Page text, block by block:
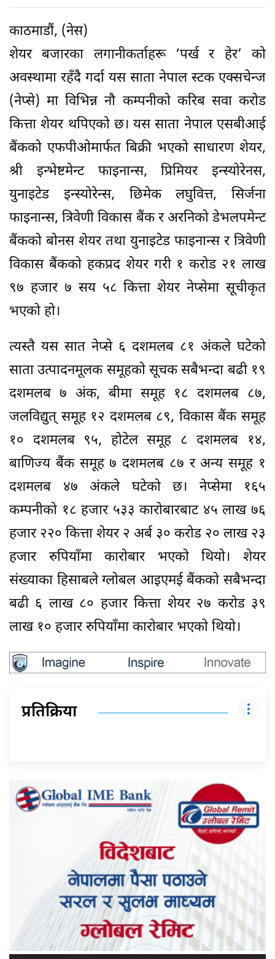
काठमाडौं, (नेस)
शेयर बजारका लगानीकर्ताहरू ‘पर्ख र हेर’ को
अवस्थामा रहँदै गर्दा यस साता नेपाल स्टक एक्सचेन्ज
(नेप्से) मा विभिन्न नौ कम्पनीको करिब सवा करोड
कित्ता शेयर थपिएको छ। यस साता नेपाल एसबीआई
बैंकको एफपीओमार्फत बिक्री भएको साधारण शेयर,
श्री इन्भेष्टमेन्ट फाइनान्स, प्रिमियर इन्स्योरेनस,
युनाइटेड इन्स्योरेन्स, छिमेक लघुवित्त, सिर्जना
फाइनान्स, त्रिवेणी विकास बैंक र अरनिको डेभलपमेन्ट
बैंकको बोनस शेयर तथा युनाइटेड फाइनान्स र त्रिवेणी
विकास बैंकको हकप्रद शेयर गरी १ करोड २१ लाख
९७ हजार ७ सय ५८ कित्ता शेयर नेप्सेमा सूचीकृत
भएको हो।
त्यस्तै यस सात नेप्से ६ दशमलब ८१ अंकले घटेको
साता उत्पादनमूलक समूहको सूचक सबैभन्दा बढी १९
दशमलब ७ अंक, बीमा समूह १८ दशमलब ८७,
जलविद्युत् समूह १२ दशमलब ८९, विकास बैंक समूह
१० दशमलब ९५, होटेल समूह ८ दशमलब १४,
बाणिज्य बैंक समूह ७ दशमलब ८७ र अन्य समूह १
दशमलब ४७ अंकले घटेको छ। नेप्सेमा १६५
कम्पनीको १८ हजार ५३३ कारोबारबाट ४५ लाख ७६
हजार २२० कित्ता शेयर २ अर्ब ३० करोड २० लाख २३
हजार रुपियाँमा कारोबार भएको थियो। शेयर
संख्याका हिसाबले ग्लोबल आइएमई बैंकको सबैभन्दा
बढी ६ लाख ८० हजार कित्ता शेयर २७ करोड ३९
लाख १० हजार रुपियाँमा कारोबार भएको थियो।
प्रतिक्रिया